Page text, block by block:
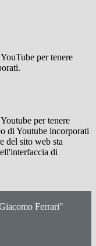
per tenere
per tenere
di Youtube incorporati
del sito web sta
di
Ferrari"